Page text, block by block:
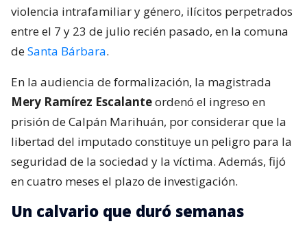
violencia intrafamiliar y género, ilícitos perpetrados
entre el 7 y 23 de julio recién pasado, en la comuna
deSanta Bárbara.
En la audiencia de formalización, la magistrada
Mery Ramírez Escalanteordenó el ingreso en
prisión de Calpán Marihuán, por considerar que la
libertad del imputado constituye un peligro para la
seguridad de la sociedad y la víctima. Además, fijó
en cuatro meses el plazo de investigación.
Un calvario que duró semanas